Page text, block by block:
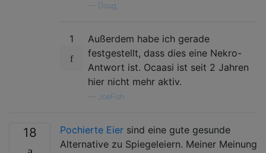
Doug,
1
Außerdem habe ich gerade
festgestellt, dass dies eine Nekro-
Antwort ist. Ocaasi ist seit 2 Jahren
hier nicht mehr aktiv.
JoeFish
18 Pochierte Eier sind eine gute gesunde
Alternative zu Spiegeleiern. Meiner Meinung